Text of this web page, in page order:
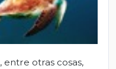
entre otras cosas,